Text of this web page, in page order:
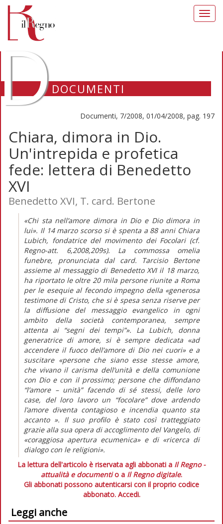
DOCUMENTI
Documenti, 7/2008, 01/04/2008, pag. 197
Chiara, dimora in Dio.
Un'intrepida e profetica
fede: lettera di Benedetto
XVI
Benedetto XVI, T. card. Bertone
«Chi sta nell’amore dimora in Dio e Dio dimora in
lui». Il 14 marzo scorso si è spenta a 88 anni Chiara
Lubich, fondatrice del movimento dei Focolari (cf.
Regno-att. 6,2008,209s). La commossa omelia
funebre, pronunciata dal card. Tarcisio Bertone
assieme al messaggio di Benedetto XVI il 18 marzo,
ha riportato le oltre 20 mila persone riunite a Roma
per le esequie al fecondo impegno della «generosa
testimone di Cristo, che si è spesa senza riserve per
la diffusione del messaggio evangelico in ogni
ambito della società contemporanea, sempre
attenta ai “segni dei tempi”». La Lubich, donna
generatrice di amore, si è sempre dedicata «ad
accendere il fuoco dell’amore di Dio nei cuori» e a
suscitare «persone che siano esse stesse amore,
che vivano il carisma dell’unità e della comunione
con Dio e con il prossimo; persone che diffondano
“l’amore – unità” facendo di sé stessi, delle loro
case, del loro lavoro un “focolare” dove ardendo
l’amore diventa contagioso e incendia quanto sta
accanto ». Il suo profilo è stato così tratteggiato
grazie alla sua opera di accoglimento del Vangelo, di
«coraggiosa apertura ecumenica» e di «ricerca di
dialogo con le religioni».
La lettura dell'articolo è riservata agli abbonati a Il Regno -
attualità e documentio a Il Regno digitale.
Gli abbonati possono autenticarsi con il proprio codice
abbonato. Accedi.
Leggi anche